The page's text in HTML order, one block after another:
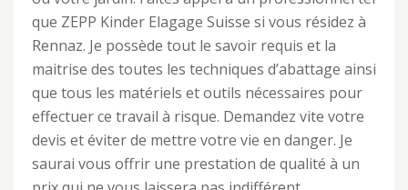
que ZEPP Kinder Elagage Suisse si vous résidez à
Rennaz. Je possède tout le savoir requis et la
maitrise des toutes les techniques d’abattage ainsi
que tous les matériels et outils nécessaires pour
effectuer ce travail à risque. Demandez vite votre
devis et éviter de mettre votre vie en danger. Je
saurai vous offrir une prestation de qualité à un